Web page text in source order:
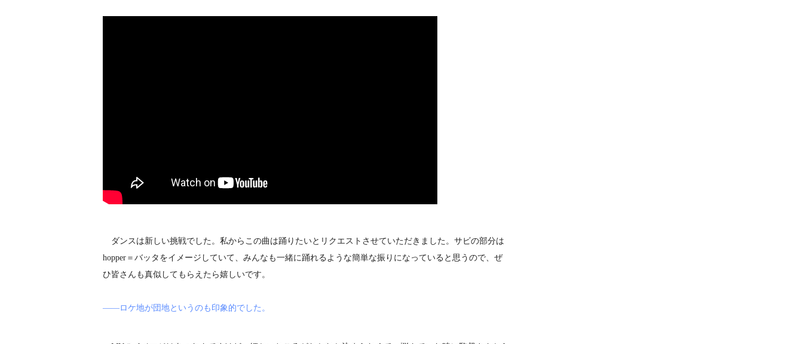
ダンスは新しい挑戦でした。私からこの曲は踊りたいとリクエストさせていただきました。サビの部分は
hopper＝バッタをイメージしていて、みんなも一緒に踊れるような簡単な振りになっていると思うので、ぜ
ひ皆さんも真似してもらえたら嬉しいです。
――ロケ地が団地というのも印象的でした。